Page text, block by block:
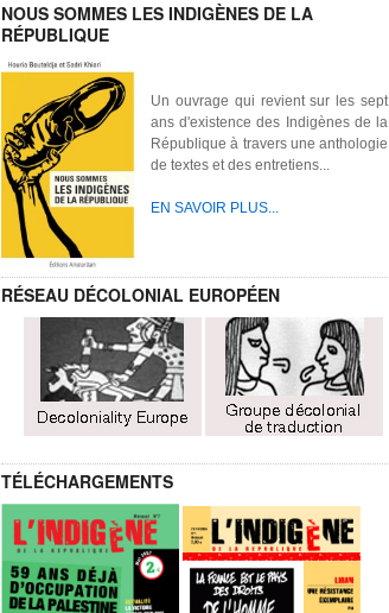
NOUS SOMMES LES INDIGÈNES DE LA
RÉPUBLIQUE
Un ouvrage qui revient sur les sept
ans d'existence des Indigènes de la
République à travers une anthologie
de textes et des entretiens...
EN SAVOIR PLUS...
RÉSEAU DÉCOLONIAL EUROPÉEN
TÉLÉCHARGEMENTS